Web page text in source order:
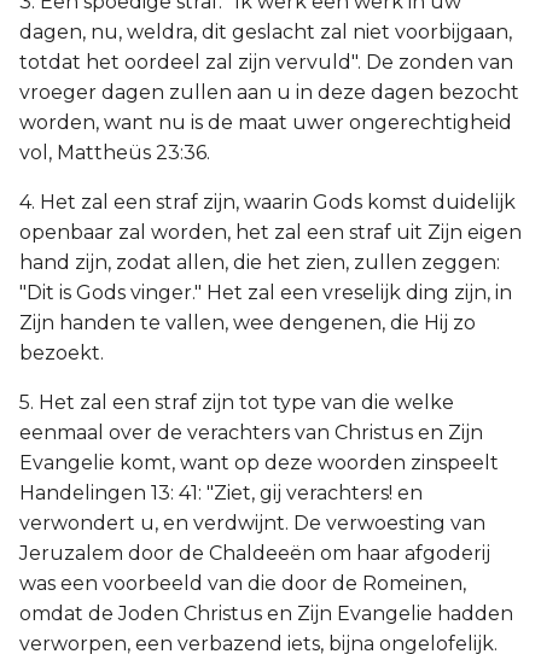
dagen, nu, weldra, dit geslacht zal niet voorbijgaan,
totdat het oordeel zal zijn vervuld". De zonden van
vroeger dagen zullen aan u in deze dagen bezocht
worden, want nu is de maat uwer ongerechtigheid
vol, Mattheüs 23:36.
4. Het zal een straf zijn, waarin Gods komst duidelijk
openbaar zal worden, het zal een straf uit Zijn eigen
hand zijn, zodat allen, die het zien, zullen zeggen:
"Dit is Gods vinger." Het zal een vreselijk ding zijn, in
Zijn handen te vallen, wee dengenen, die Hij zo
bezoekt.
5. Het zal een straf zijn tot type van die welke
eenmaal over de verachters van Christus en Zijn
Evangelie komt, want op deze woorden zinspeelt
Handelingen 13: 41: "Ziet, gij verachters! en
verwondert u, en verdwijnt. De verwoesting van
Jeruzalem door de Chaldeeën om haar afgoderij
was een voorbeeld van die door de Romeinen,
omdat de Joden Christus en Zijn Evangelie hadden
verworpen, een verbazend iets, bijna ongelofelijk.